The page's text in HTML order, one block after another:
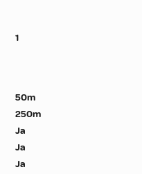
1
50m
250m
Ja
Ja
Ja